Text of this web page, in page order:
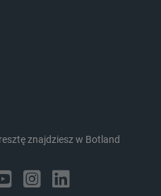
znajdziesz w Botland
CookieScript
botland.com.pl